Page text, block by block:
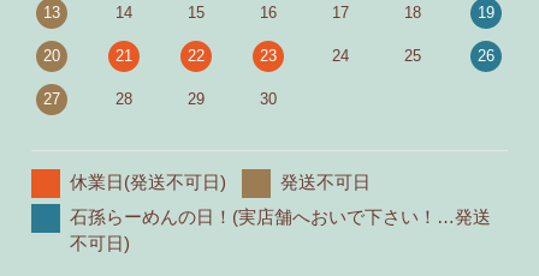
13 14 15 16 17 18 19
20 21 22 23 24 25 26
27 28 29 30
休業日(発送不可日)
発送不可日
石孫らーめんの日！(実店舗へおいで下さい！…発送
不可日)